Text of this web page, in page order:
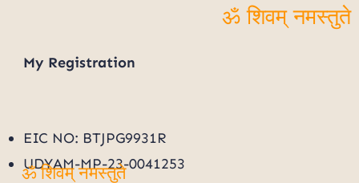
My Registration
EIC NO: BTJPG9931R
UDYAM-MP-23-0041253
ॐ शिवम् नमस्तुते